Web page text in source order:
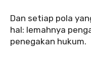
‎‎Dan setiap pola
hal: lemahnya
penegakan hukum.